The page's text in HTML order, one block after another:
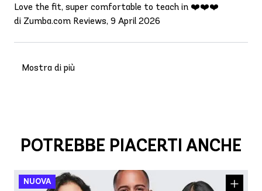
Love the fit, super comfortable to teach in ❤️❤️❤️
di Zumba.com Reviews, 9 April 2026
Mostra di più
POTREBBE PIACERTI ANCHE